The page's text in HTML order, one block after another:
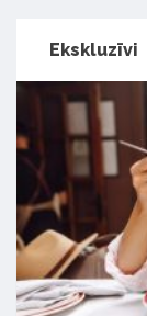
Ekskluzīvi